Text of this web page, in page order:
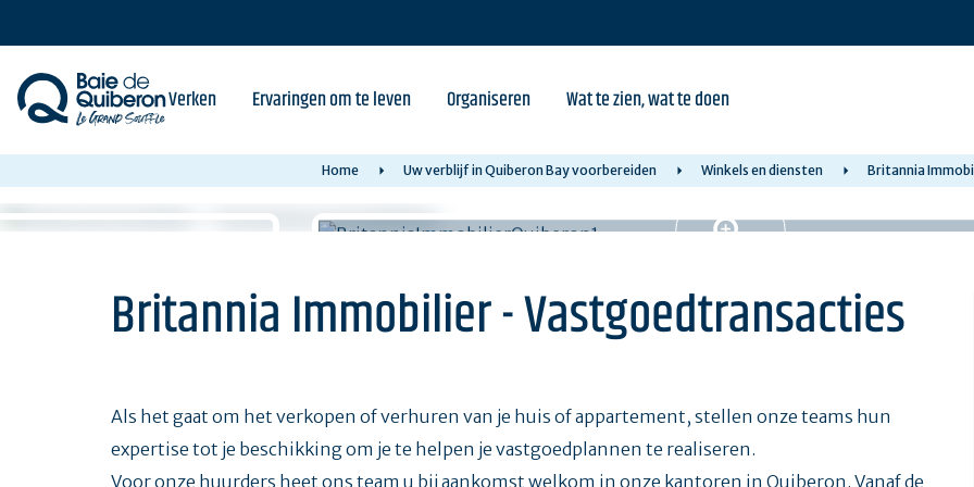
content
Verken Ervaringen om te leven Organiseren Wat te zien, wat te doen
Home Uw verblijf in Quiberon Bay voorbereiden Winkels en diensten Britannia
Britannia Immobilier - Vastgoedtransacties
Als het gaat om het verkopen of verhuren van je huis of appartement, stellen onze teams hun
expertise tot je beschikking om je te helpen je vastgoedplannen te realiseren.
Voor onze huurders heet ons team u bij aankomst welkom in onze kantoren in Quiberon. Vanaf de